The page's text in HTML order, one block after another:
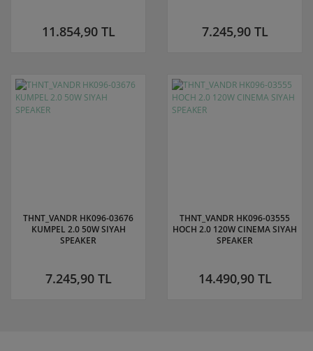
11.854,90 TL 7.245,90 TL
THNT_VANDR HK096-03676
KUMPEL 2.0 50W SIYAH
SPEAKER
7.245,90 TL
THNT_VANDR HK096-03555
HOCH 2.0 120W CINEMA SIYAH
SPEAKER
14.490,90 TL